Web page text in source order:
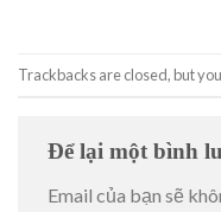
Trackbacks are closed, but
Để lại một bình
Email của bạn sẽ